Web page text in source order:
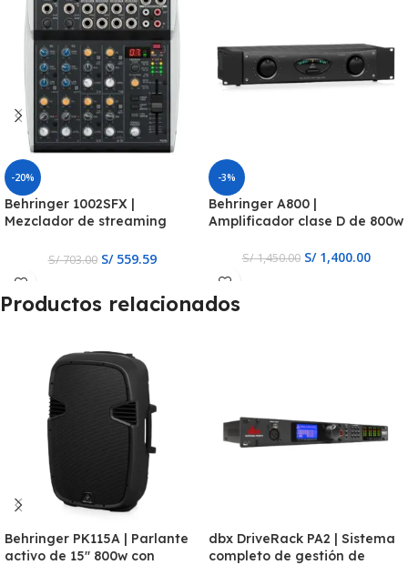
-20%
Behringer 1002SFX |
Mezclador de streaming
S/703.00 S/559.59
-3%
Behringer A800 |
Amplificador clase D de 800w
S/1,450.00 S/1,400.00
Productos relacionados
Behringer PK115A | Parlante
activo de 15″ 800w con
dbx DriveRack PA2 | Sistema
completo de gestión de